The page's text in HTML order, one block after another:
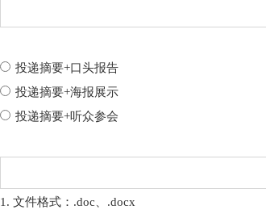
投递摘要+口头报告
投递摘要+海报展示
投递摘要+听众参会
1. 文件格式：.doc、.docx